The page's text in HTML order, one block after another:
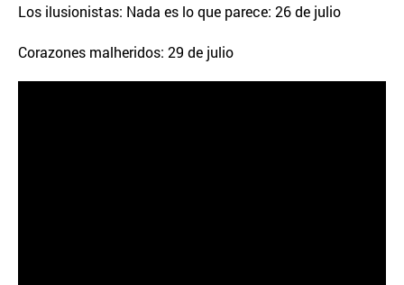
Los ilusionistas: Nada es lo que parece: 26 de julio
Corazones malheridos: 29 de julio